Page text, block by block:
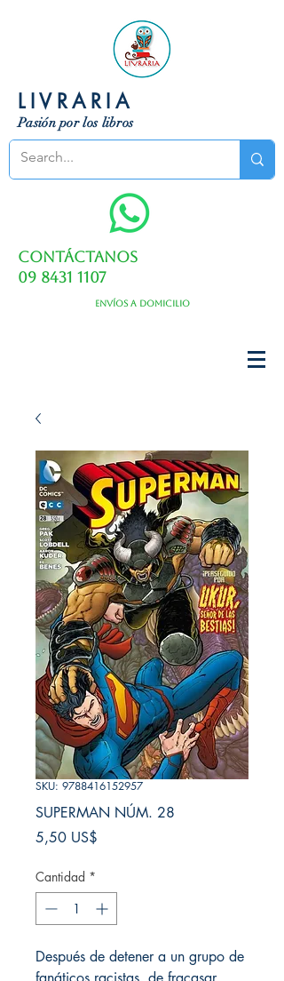
LIVRARIA
Pasión por los libros
Contáctanos
09 8431 1107
Envíos a domicilio
SKU: 9788416152957
SUPERMAN NÚM. 28
5,50 US$
Cantidad *
Después de detener a un grupo de